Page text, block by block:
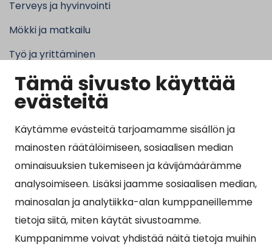
Tämä sivusto käyttää
evästeitä
Käytämme evästeitä tarjoamamme sisällön ja
mainosten räätälöimiseen, sosiaalisen median
ominaisuuksien tukemiseen ja kävijämäärämme
analysoimiseen. Lisäksi jaamme sosiaalisen median,
mainosalan ja analytiikka-alan kumppaneillemme
tietoja siitä, miten käytät sivustoamme.
Kumppanimme voivat yhdistää näitä tietoja muihin
Terveys ja hyvinvointi
Mökki ja matkailu
Työ ja yrittäminen
Kunta ja hallinto
Suosituimmat sivut
Esityslistat, pöytäkirjat, viranhaltijapäätökset ja
kuulutukset
Tietoa ja ohjeistusta koronavirukseen liittyen
Asiointipiste